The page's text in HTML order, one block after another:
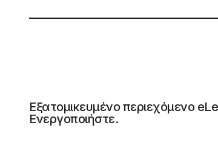
Εξατομικευμένο περιεχόμενο
Ενεργοποιήστε.